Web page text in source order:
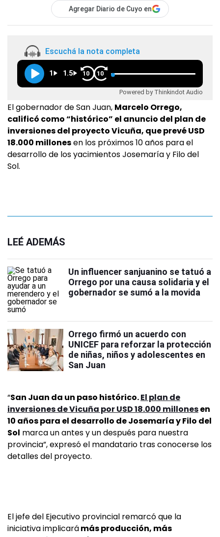
Agregar Diario de Cuyo en
Escuchá la nota completa
1 1.5 10 10
Powered by Thinkindot Audio
El gobernador de San Juan, Marcelo Orrego,
calificó como “histórico” el anuncio del plan de
inversiones del proyecto Vicuña, que prevé USD
18.000 millonesen los próximos 10 años para el
desarrollo de los yacimientos Josemaría y Filo del
Sol.
LEÉ ADEMÁS
Un influencer sanjuanino se tatuó a
Orrego por una causa solidaria y el
gobernador se sumó a la movida
Orrego firmó un acuerdo con
UNICEF para reforzar la protección
de niñas, niños y adolescentes en
San Juan
“San Juan da un paso histórico.El plan de
inversiones de Vicuña por USD 18.000 millonesen
10 años para el desarrollo de Josemaría y Filo del
Sol marca un antes y un después para nuestra
provincia”, expresó el mandatario tras conocerse los
detalles del proyecto.
El jefe del Ejecutivo provincial remarcó que la
iniciativa implicarámás producción, más